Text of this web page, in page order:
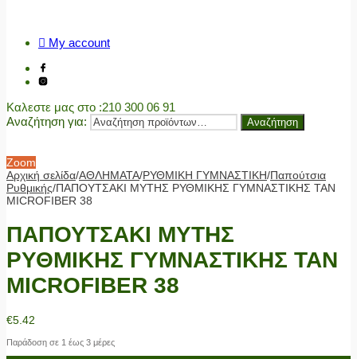
My account
Καλεστε μας στο :210 300 06 91
Αναζήτηση για:
Αναζήτηση
Zoom
Αρχική σελίδα/ΑΘΛΗΜΑΤΑ/ΡΥΘΜΙΚΗ ΓΥΜΝΑΣΤΙΚΗ/Παπούτσια
Ρυθμικής/ΠΑΠΟΥΤΣΑΚΙ ΜΥΤΗΣ ΡΥΘΜΙΚΗΣ ΓΥΜΝΑΣΤΙΚΗΣ TAN
MICROFIBER 38
ΠΑΠΟΥΤΣΑΚΙ ΜΥΤΗΣ
ΡΥΘΜΙΚΗΣ ΓΥΜΝΑΣΤΙΚΗΣ TAN
MICROFIBER 38
€5.42
Παράδοση σε 1 έως 3 μέρες